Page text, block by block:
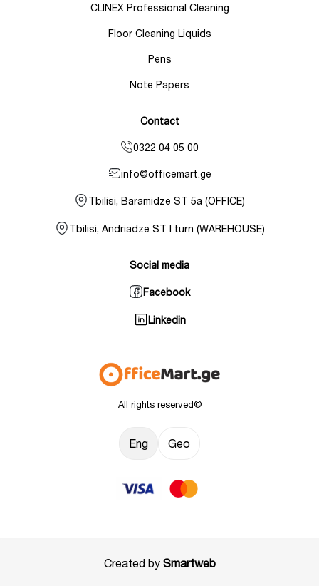
All rights reserved©
Eng Geo
CLINEX Professional Cleaning
Floor Cleaning Liquids
Pens
Note Papers
Contact
0322 04 05 00
info@officemart.ge
Tbilisi, Baramidze ST 5a (OFFICE)
Tbilisi, Andriadze ST I turn (WAREHOUSE)
Social media
Facebook
Linkedin
Created by Smartweb